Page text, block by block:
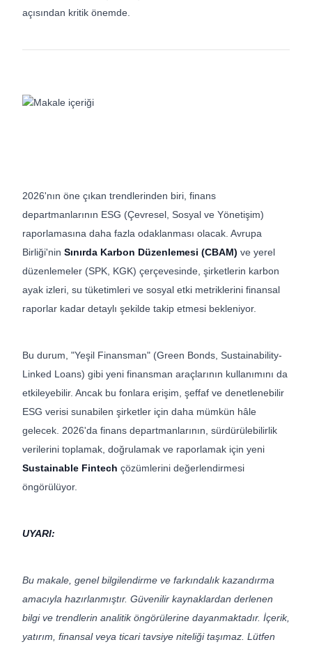
açısından kritik önemde.
2026'nın öne çıkan trendlerinden biri, finans
departmanlarının ESG (Çevresel, Sosyal ve Yönetişim)
raporlamasına daha fazla odaklanması olacak. Avrupa
Birliği'nin Sınırda Karbon Düzenlemesi (CBAM) ve yerel
düzenlemeler (SPK, KGK) çerçevesinde, şirketlerin karbon
ayak izleri, su tüketimleri ve sosyal etki metriklerini finansal
raporlar kadar detaylı şekilde takip etmesi bekleniyor.
Bu durum, "Yeşil Finansman" (Green Bonds, Sustainability-
Linked Loans) gibi yeni finansman araçlarının kullanımını da
etkileyebilir. Ancak bu fonlara erişim, şeffaf ve denetlenebilir
ESG verisi sunabilen şirketler için daha mümkün hâle
gelecek. 2026'da finans departmanlarının, sürdürülebilirlik
verilerini toplamak, doğrulamak ve raporlamak için yeni
Sustainable Fintech çözümlerini değerlendirmesi
öngörülüyor.
UYARI:
Bu makale, genel bilgilendirme ve farkındalık kazandırma
amacıyla hazırlanmıştır. Güvenilir kaynaklardan derlenen
bilgi ve trendlerin analitik öngörülerine dayanmaktadır. İçerik,
yatırım, finansal veya ticari tavsiye niteliği taşımaz. Lütfen